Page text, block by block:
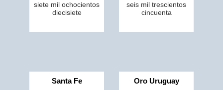
siete mil ochocientos
diecisiete
seis mil trescientos
cincuenta
Santa Fe Oro Uruguay